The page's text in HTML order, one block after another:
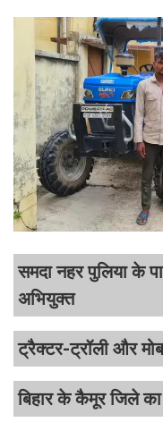
समदा नहर पुलिया के
अभियुक्त
ट्रैक्टर-ट्रॉली और
बिहार के कैमूर जिले का